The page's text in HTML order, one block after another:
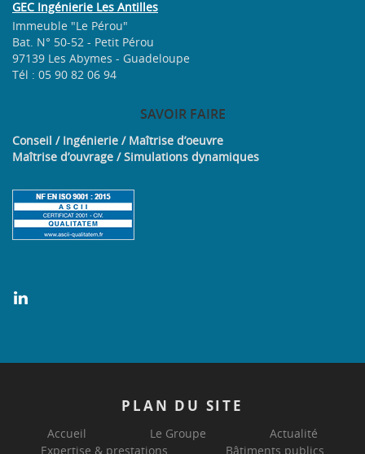
GEC Ingénierie Les Antilles
Immeuble "Le Pérou"
Bat. N° 50-52 - Petit Pérou
97139 Les Abymes - Guadeloupe
Tél : 05 90 82 06 94
SAVOIRFAIRE
Conseil / Ingénierie / Maîtrise d’oeuvre
Maîtrise d’ouvrage / Simulations dynamiques
PLAN DU SITE
Accueil Le Groupe
Actualité
Expertise & prestations
Bâtiments publics